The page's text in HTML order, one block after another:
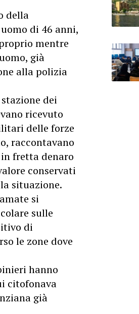
della
di 46 anni,
mentre
già
alla polizia
dei
ricevuto
delle forze
raccontavano
fretta denaro
conservati
situazione.
si
sulle
di
le zone dove
hanno
citofonava
già